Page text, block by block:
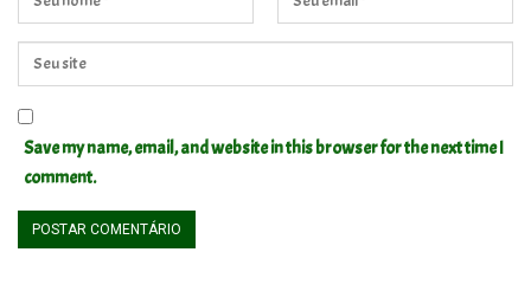
Save my name, email, and website in this browser for the next time I
comment.